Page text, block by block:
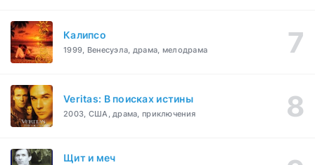
Калипсо
1999, Венесуэла, драма, мелодрама
Veritas: В поисках истины
2003, США, драма, приключения
Щит и меч